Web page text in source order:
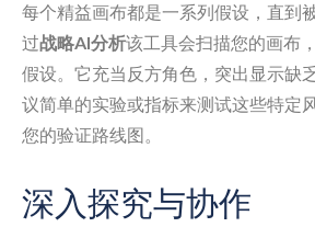
每个精益画布都是一系列假设，直到
过战略AI分析该工具会扫描您的画布
假设。它充当反方角色，突出显示缺
议简单的实验或指标来测试这些特定
您的验证路线图。
深入探究与协作